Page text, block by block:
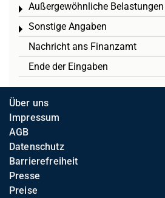
Außergewöhnliche Belastungen
Toggle menu
Sonstige Angaben
Toggle menu
Nachricht ans Finanzamt
Ende der Eingaben
Über uns
Impressum
AGB
Datenschutz
Barrierefreiheit
Presse
Preise